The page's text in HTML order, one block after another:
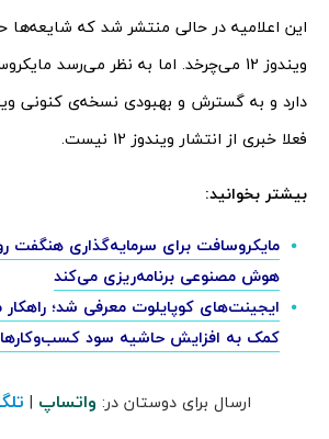
این اعلامیه در حالی منتشر شد که
ویندوز 12 می‌چرخد. اما به نظر می‌رسد
فعلا خبری از انتشار ویندوز 12 نیست.
بیشتر بخوانید:
مایکروسافت برای سرمایه‌گذاری
هوش مصنوعی برنامه‌ریزی می‌کند
ایجینت‌های کوپایلوت معرفی شد؛ راهکار
کمک به افزایش حاشیه سود کسب‌وکارها
ارسال برای دوستان در: واتساپ |